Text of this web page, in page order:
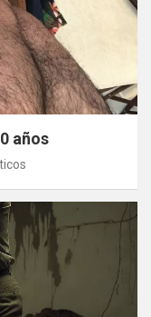
años